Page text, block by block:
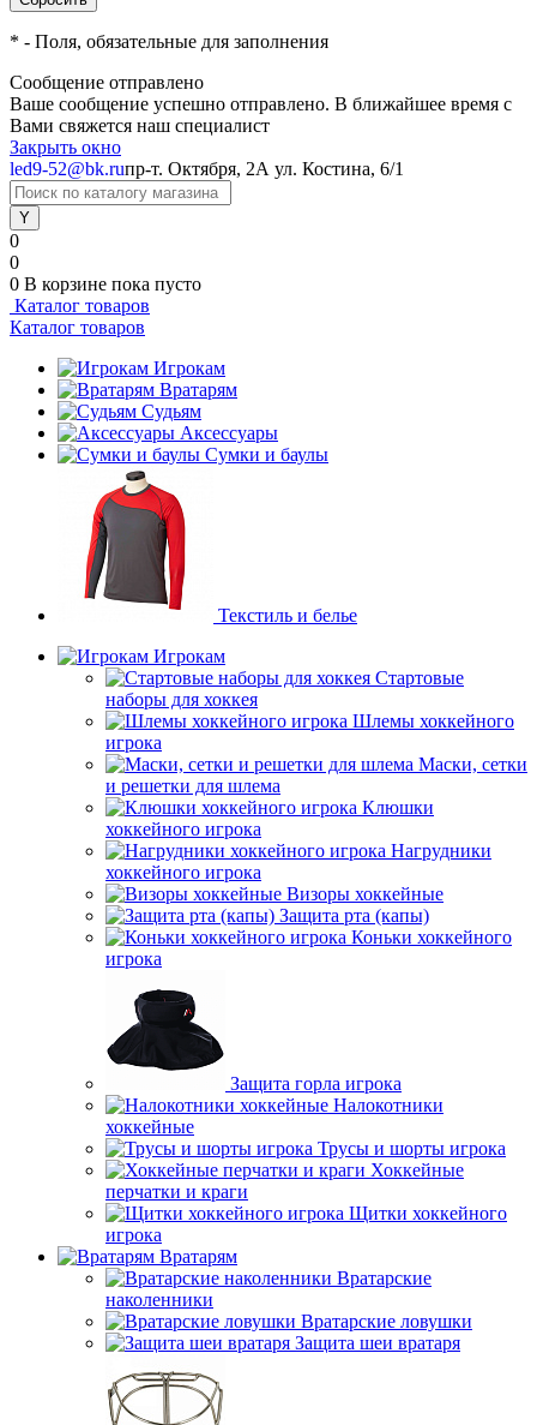
* - Поля, обязательные для заполнения
Сообщение отправлено
Ваше сообщение успешно отправлено. В ближайшее время с
Вами свяжется наш специалист
Закрыть окно
led9-52@bk.ruпр-т. Октября, 2А ул. Костина, 6/1
0
0
0 В корзине пока пусто
Каталог товаров
Каталог товаров
Игрокам
Вратарям
Судьям
Аксессуары
Сумки и баулы
Текстиль и белье
Игрокам
Стартовые
наборы для хоккея
Шлемы хоккейного
игрока
Маски, сетки
и решетки для шлема
Клюшки
хоккейного игрока
Нагрудники
хоккейного игрока
Визоры хоккейные
Защита рта (капы)
Коньки хоккейного
игрока
Защита горла игрока
Налокотники
хоккейные
Трусы и шорты игрока
Хоккейные
перчатки и краги
Щитки хоккейного
игрока
Вратарям
Вратарские
наколенники
Вратарские ловушки
Защита шеи вратаря